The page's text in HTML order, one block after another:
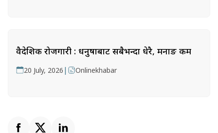
वैदेशिक रोजगारी : धनुषाबाट सबैभन्दा धेरै, मनाङ कम
20 July, 2026 | Onlinekhabar